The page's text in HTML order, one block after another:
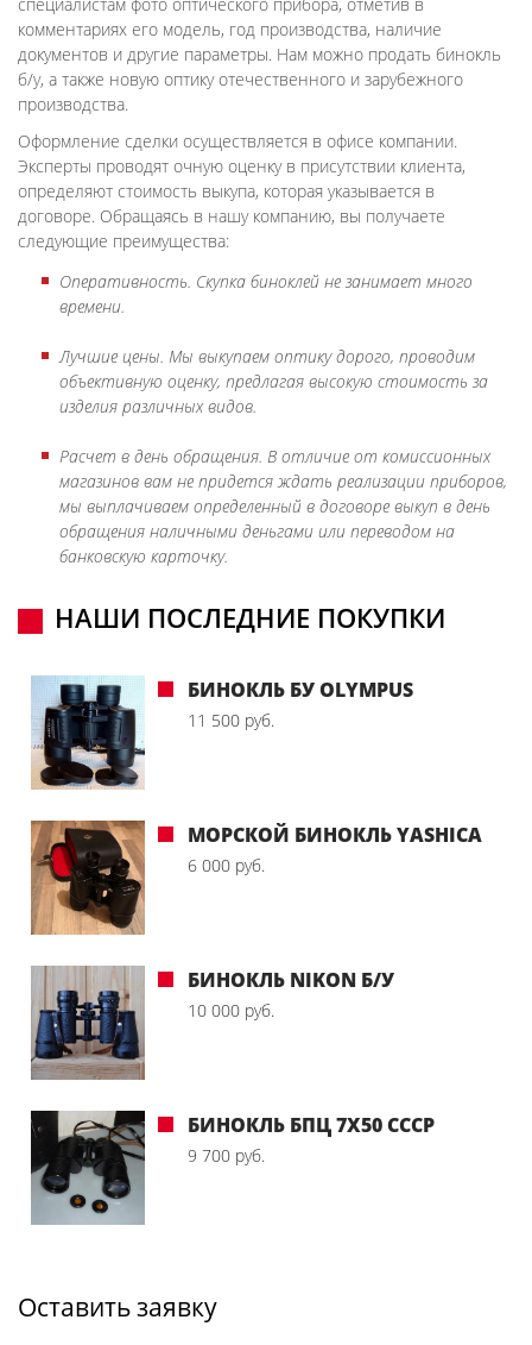
комментариях его модель, год производства, наличие
документов и другие параметры. Нам можно продать бинокль
б/у, а также новую оптику отечественного и зарубежного
производства.
Оформление сделки осуществляется в офисе компании.
Эксперты проводят очную оценку в присутствии клиента,
определяют стоимость выкупа, которая указывается в
договоре. Обращаясь в нашу компанию, вы получаете
следующие преимущества:
Оперативность. Скупка биноклей не занимает много
времени.
Лучшие цены. Мы выкупаем оптику дорого, проводим
объективную оценку, предлагая высокую стоимость за
изделия различных видов.
Расчет в день обращения. В отличие от комиссионных
магазинов вам не придется ждать реализации приборов,
мы выплачиваем определенный в договоре выкуп в день
обращения наличными деньгами или переводом на
банковскую карточку.
НАШИ ПОСЛЕДНИЕ ПОКУПКИ
БИНОКЛЬ БУ OLYMPUS
11 500 руб.
МОРСКОЙ БИНОКЛЬ YASHICA
6 000 руб.
БИНОКЛЬ NIKON Б/У
10 000 руб.
БИНОКЛЬ БПЦ 7Х50 СССР
9 700 руб.
Оставить заявку